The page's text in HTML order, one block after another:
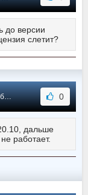
до версии
слетит?
0
дальше
работает.